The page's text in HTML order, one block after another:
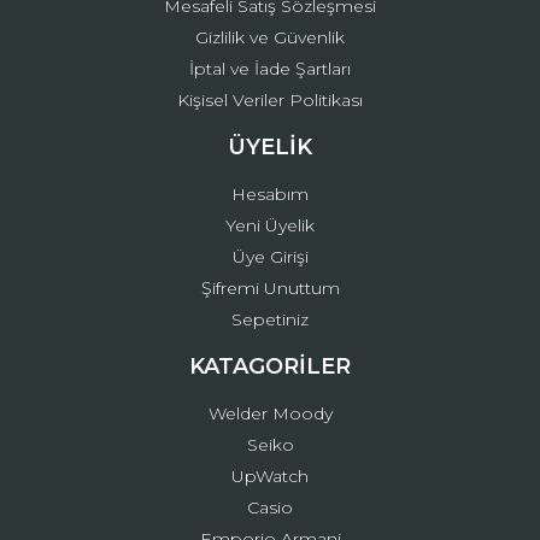
Mesafeli Satış Sözleşmesi
Gizlilik ve Güvenlik
İptal ve İade Şartları
Kişisel Veriler Politikası
ÜYELİK
Hesabım
Yeni Üyelik
Üye Girişi
Şifremi Unuttum
Sepetiniz
KATAGORİLER
Welder Moody
Seiko
UpWatch
Casio